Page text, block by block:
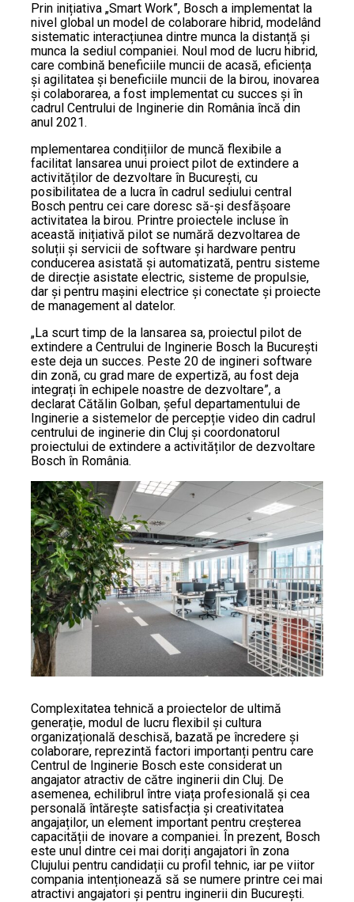
Prin inițiativa „Smart Work”, Bosch a implementat la
nivel global un model de colaborare hibrid, modelând
sistematic interacțiunea dintre munca la distanță și
munca la sediul companiei. Noul mod de lucru hibrid,
care combină beneficiile muncii de acasă, eficiența
și agilitatea și beneficiile muncii de la birou, inovarea
și colaborarea, a fost implementat cu succes și în
cadrul Centrului de Inginerie din România încă din
anul 2021.
mplementarea condițiilor de muncă flexibile a
facilitat lansarea unui proiect pilot de extindere a
activităților de dezvoltare în București, cu
posibilitatea de a lucra în cadrul sediului central
Bosch pentru cei care doresc să-și desfășoare
activitatea la birou. Printre proiectele incluse în
această inițiativă pilot se numără dezvoltarea de
soluții și servicii de software și hardware pentru
conducerea asistată și automatizată, pentru sisteme
de direcție asistate electric, sisteme de propulsie,
dar și pentru mașini electrice și conectate și proiecte
de management al datelor.
„La scurt timp de la lansarea sa, proiectul pilot de
extindere a Centrului de Inginerie Bosch la București
este deja un succes. Peste 20 de ingineri software
din zonă, cu grad mare de expertiză, au fost deja
integrați în echipele noastre de dezvoltare”, a
declarat Cătălin Golban, șeful departamentului de
Inginerie a sistemelor de percepție video din cadrul
centrului de inginerie din Cluj și coordonatorul
proiectului de extindere a activităților de dezvoltare
Bosch în România.
Complexitatea tehnică a proiectelor de ultimă
generație, modul de lucru flexibil și cultura
organizațională deschisă, bazată pe încredere și
colaborare, reprezintă factori importanți pentru care
Centrul de Inginerie Bosch este considerat un
angajator atractiv de către inginerii din Cluj. De
asemenea, echilibrul între viața profesională și cea
personală întărește satisfacția și creativitatea
angajaților, un element important pentru creșterea
capacității de inovare a companiei. În prezent, Bosch
este unul dintre cei mai doriți angajatori în zona
Clujului pentru candidații cu profil tehnic, iar pe viitor
compania intenționează să se numere printre cei mai
atractivi angajatori și pentru inginerii din București.